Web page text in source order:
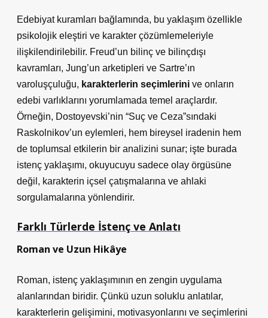
Edebiyat kuramları bağlamında, bu yaklaşım özellikle
psikolojik eleştiri ve karakter çözümlemeleriyle
ilişkilendirilebilir. Freud’un bilinç ve bilinçdışı
kavramları, Jung’un arketipleri ve Sartre’ın
varoluşçuluğu, karakterlerin seçimlerini ve onların
edebi varlıklarını yorumlamada temel araçlardır.
Örneğin, Dostoyevski’nin “Suç ve Ceza”sındaki
Raskolnikov’un eylemleri, hem bireysel iradenin hem
de toplumsal etkilerin bir analizini sunar; işte burada
istenç yaklaşımı, okuyucuyu sadece olay örgüsüne
değil, karakterin içsel çatışmalarına ve ahlaki
sorgulamalarına yönlendirir.
Farklı Türlerde İstenç ve Anlatı
Roman ve Uzun Hikâye
Roman, istenç yaklaşımının en zengin uygulama
alanlarından biridir. Çünkü uzun soluklu anlatılar,
karakterlerin gelişimini, motivasyonlarını ve seçimlerini